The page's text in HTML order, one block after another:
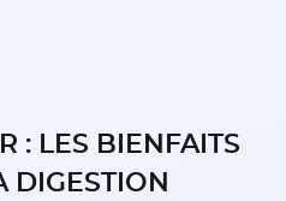
: LES BIENFAITS
DIGESTION